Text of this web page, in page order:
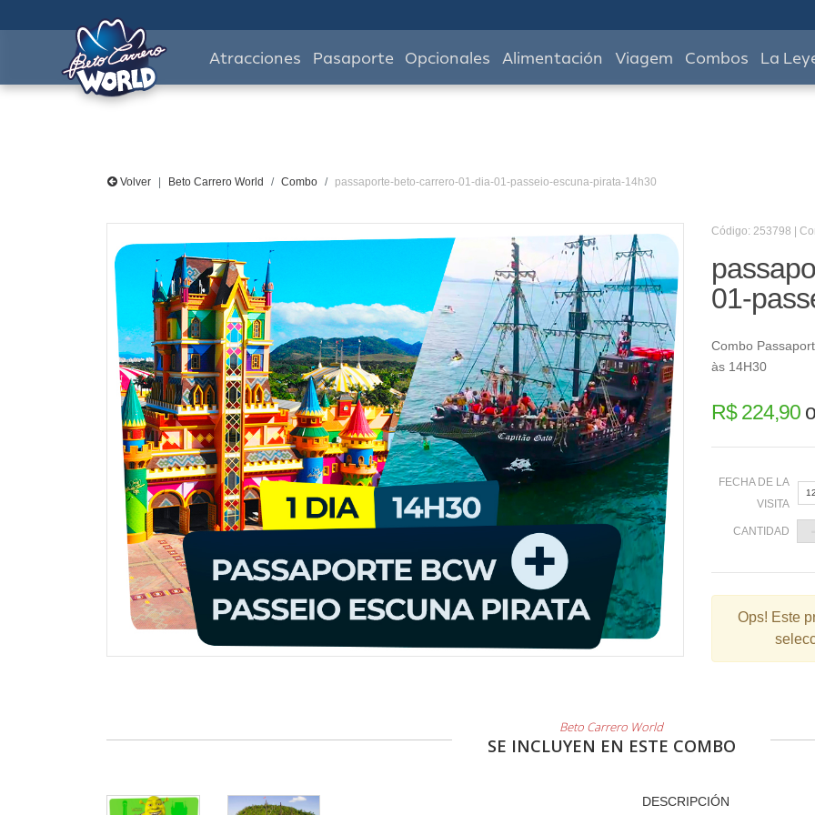
Atracciones Pasaporte Opcionales Alimentación Viagem Combos La
Volver Beto Carrero World Combo passaporte-beto-carrero-01-dia-01-passeio-escuna-pirata-14h30
Código: 253798 |
01-
Combo
às 14H30
R$ 224,90
FECHA DE LA
VISITA
2
9
CANTIDAD
Ops! Este
Beto Carrero World
SE INCLUYEN EN ESTE COMBO
DESCRIPCIÓN